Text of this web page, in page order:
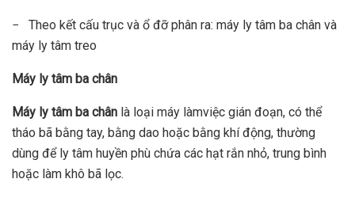
− Theo kết cấu trục và ổ đỡ phân ra: máy ly tâm ba chân và
máy ly tâm treo
Máy ly tâm ba chân
Máy ly tâm ba chân là loại máy làmviệc gián đoạn, có thể
tháo bã bằng tay, bằng dao hoặc bằng khí động, thường
dùng để ly tâm huyền phù chứa các hạt rắn nhỏ, trung bình
hoặc làm khô bã lọc.